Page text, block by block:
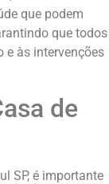
que podem
que todos
e às intervenções
de
SP, é importante